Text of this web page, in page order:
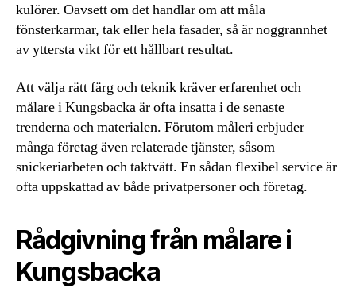
kulörer. Oavsett om det handlar om att måla
fönsterkarmar, tak eller hela fasader, så är noggrannhet
av yttersta vikt för ett hållbart resultat.
Att välja rätt färg och teknik kräver erfarenhet och
målare i Kungsbacka är ofta insatta i de senaste
trenderna och materialen. Förutom måleri erbjuder
många företag även relaterade tjänster, såsom
snickeriarbeten och taktvätt. En sådan flexibel service är
ofta uppskattad av både privatpersoner och företag.
Rådgivning från målare i
Kungsbacka